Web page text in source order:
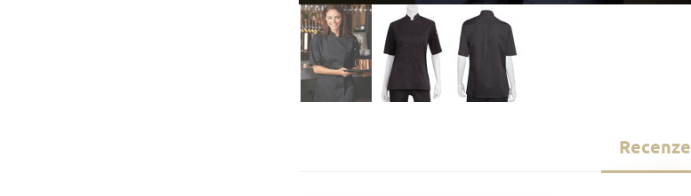
Recenze